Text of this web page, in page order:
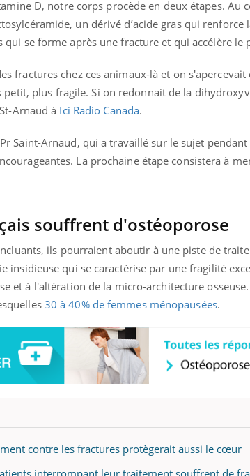
D, notre corps procède en deux étapes. Au
un dérivé d’acide gras qui
qui se forme après une fracture et qui accélère le
fractures chez ces animaux-là et on
plus fragile. Si on redonnait de la
Arnaud à Ici Radio Canada.
Saint-Arnaud, qui a travaillé sur le sujet
La prochaine étape consistera à
souffrent d'ostéoporose
ils pourraient aboutir à une piste de
insidieuse qui se caractérise par une fragilité
et à l'altération de la micro-architecture
30 à 40% de femmes ménopausées.
contre les fractures protègerait aussi le cœur